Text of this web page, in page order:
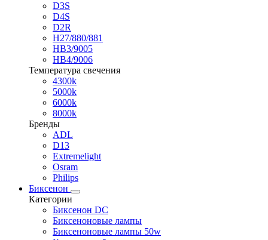
D3S
D4S
D2R
H27/880/881
HB3/9005
HB4/9006
Температура свечения
4300k
5000k
6000k
8000k
Бренды
ADL
D13
Extremelight
Osram
Philips
Биксенон
Категории
Биксенон DC
Биксеноновые лампы
Биксеноновые лампы 50w